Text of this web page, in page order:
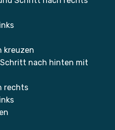
kreuzen
nach hinten mit
rechts